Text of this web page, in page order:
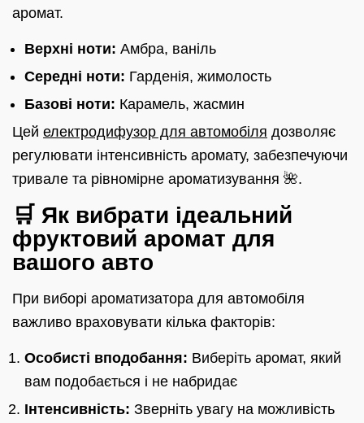
аромат.
Верхні ноти: Амбра, ваніль
Середні ноти: Гарденія, жимолость
Базові ноти: Карамель, жасмин
Цей електродифузор для автомобіля дозволяє
регулювати інтенсивність аромату, забезпечуючи
тривале та рівномірне ароматизування 🌺.
🛒 Як вибрати ідеальний
фруктовий аромат для
вашого авто
При виборі ароматизатора для автомобіля
важливо враховувати кілька факторів:
Особисті вподобання: Виберіть аромат, який
вам подобається і не набридає
Інтенсивність: Зверніть увагу на можливість